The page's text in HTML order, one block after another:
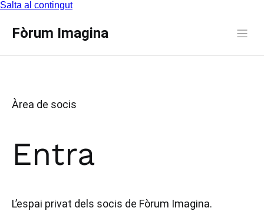
Salta al contingut
Fòrum Imagina
Àrea de socis
Entra
L’espai privat dels socis de Fòrum Imagina.